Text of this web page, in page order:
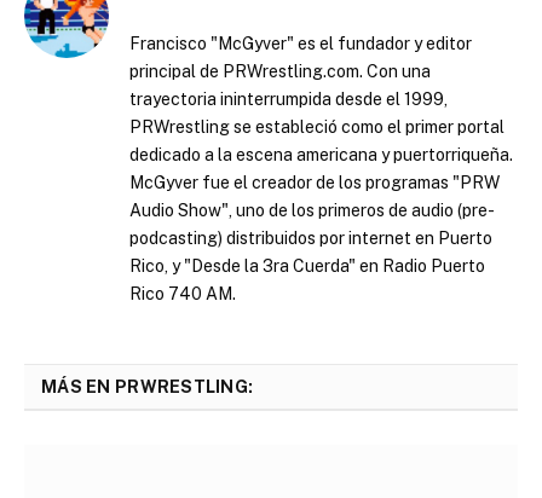
Francisco "McGyver" es el fundador y editor
principal de PRWrestling.com. Con una
trayectoria ininterrumpida desde el 1999,
PRWrestling se estableció como el primer portal
dedicado a la escena americana y puertorriqueña.
McGyver fue el creador de los programas "PRW
Audio Show", uno de los primeros de audio (pre-
podcasting) distribuidos por internet en Puerto
Rico, y "Desde la 3ra Cuerda" en Radio Puerto
Rico 740 AM.
MÁS EN PRWRESTLING: